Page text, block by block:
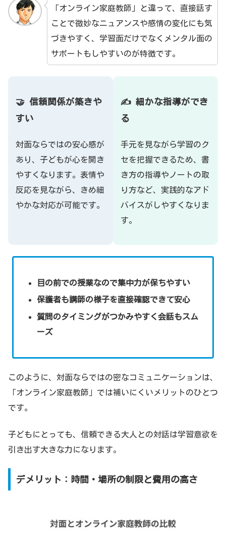
「オンライン家庭教師」と違って、直接話す
ことで微妙なニュアンスや感情の変化にも気
づきやすく、学習面だけでなくメンタル面の
サポートもしやすいのが特徴です。
🤝 信頼関係が築きや
すい
対面ならではの安心感が
あり、子どもが心を開き
やすくなります。表情や
反応を見ながら、きめ細
やかな対応が可能です。
✍️ 細かな指導ができ
る
手元を見ながら学習のク
セを把握できるため、書
き方の指導やノートの取
り方など、実践的なアド
バイスがしやすくなりま
す。
目の前での授業なので集中力が保ちやすい
保護者も講師の様子を直接確認できて安心
質問のタイミングがつかみやすく会話もスム
ーズ
このように、対面ならではの密なコミュニケーションは、
「オンライン家庭教師」では補いにくいメリットのひとつ
です。
子どもにとっても、信頼できる大人との対話は学習意欲を
引き出す大きな力になります。
デメリット：時間・場所の制限と費用の高さ